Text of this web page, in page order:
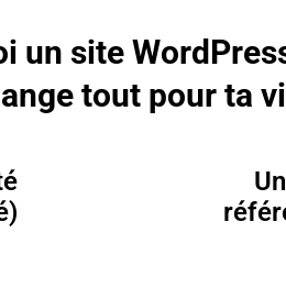
un site
tout pour ta